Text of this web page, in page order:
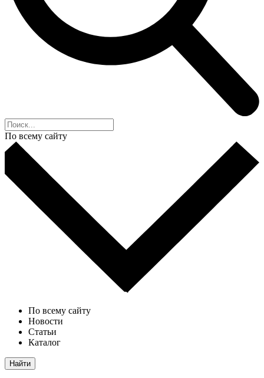
По всему сайту
По всему сайту
Новости
Статьи
Каталог
Найти